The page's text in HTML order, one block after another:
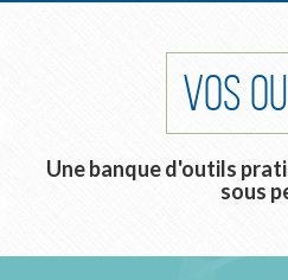
VOS
Une banque d'outils
sous